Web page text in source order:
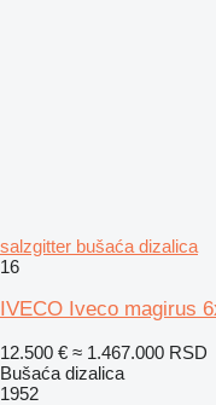
salzgitter bušaća dizalica
16
IVECO Iveco magirus
12.500 € ≈ 1.467.000 RSD
Bušaća dizalica
1952